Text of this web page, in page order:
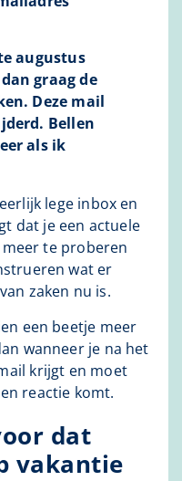
augustus
graag de
Deze mail
Bellen
als ik
lege inbox en
dat je een actuele
te proberen
wat er
zaken nu is.
een beetje meer
wanneer je na het
krijgt en moet
reactie komt.
dat
vakantie